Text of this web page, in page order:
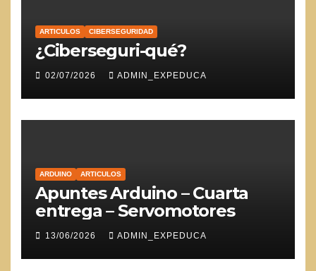
ARTICULOS CIBERSEGURIDAD
¿Ciberseguri-qué?
02/07/2026 ADMIN_EXPEDUCA
ARDUINO ARTICULOS
Apuntes Arduino – Cuarta
entrega – Servomotores
13/06/2026 ADMIN_EXPEDUCA